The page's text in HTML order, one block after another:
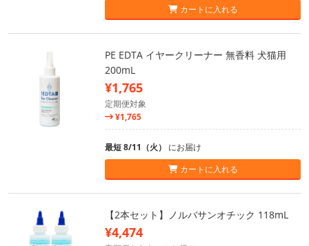
カートに入れる
PE EDTA イヤークリーナー 無香料 犬猫用
200mL
¥1,765
定期便対象
¥1,765
最短 8/11（火） にお届け
カートに入れる
【2本セット】ノルバサンオチック 118mL
¥4,474